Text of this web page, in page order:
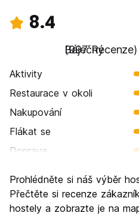
8.4
Báječný
(997 Recenze)
Aktivity
Restaurace v okoli
Nakupování
Flákat se
Doprava
Kultura
Noční život
Prohlédněte si náš výběr
Přečtěte si recenze
hostely a zobrazte je na